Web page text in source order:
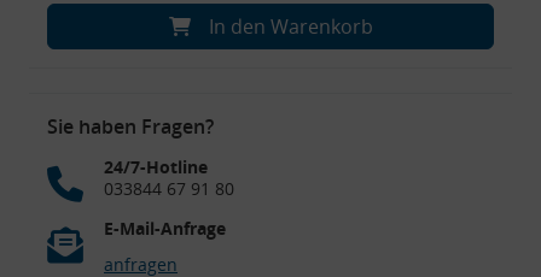
In den Warenkorb
Sie haben Fragen?
24/7-Hotline
033844 67 91 80
E-Mail-Anfrage
anfragen